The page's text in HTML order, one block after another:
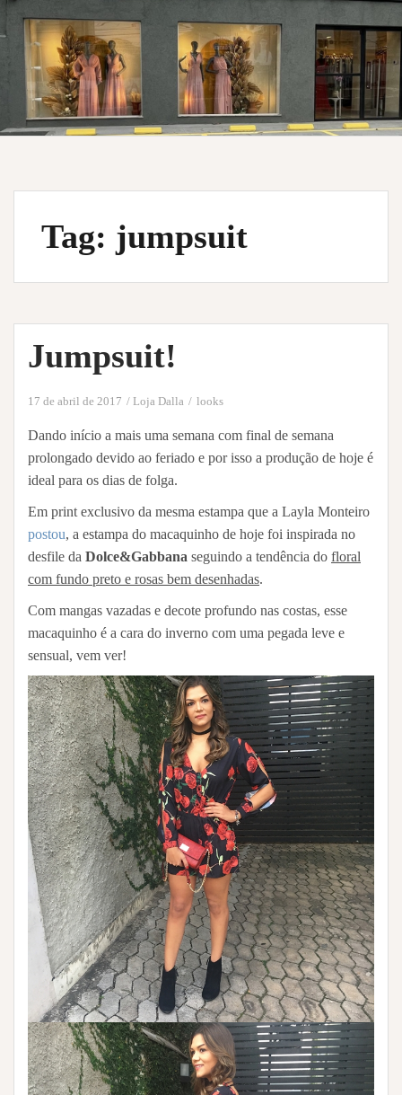
Tag: jumpsuit
Jumpsuit!
17 de abril de 2017 Loja Dalla looks
Dando início a mais uma semana com final de semana
prolongado devido ao feriado e por isso a produção de hoje é
ideal para os dias de folga.
Em print exclusivo da mesma estampa que a Layla Monteiro
postou, a estampa do macaquinho de hoje foi inspirada no
desfile da Dolce&Gabbana seguindo a tendência do floral
com fundo preto e rosas bem desenhadas.
Com mangas vazadas e decote profundo nas costas, esse
macaquinho é a cara do inverno com uma pegada leve e
sensual, vem ver!